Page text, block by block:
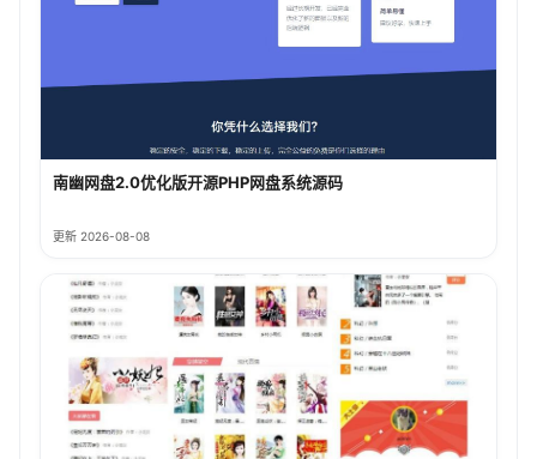
南幽网盘2.0优化版开源PHP网盘系统源码
更新 2026-08-08